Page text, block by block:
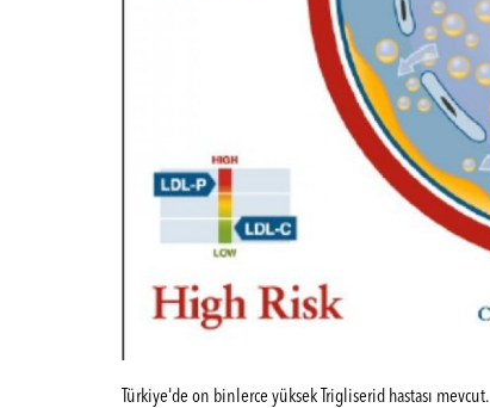
Türkiye'de on binlerce yüksek Trigliserid hastası mevcut.